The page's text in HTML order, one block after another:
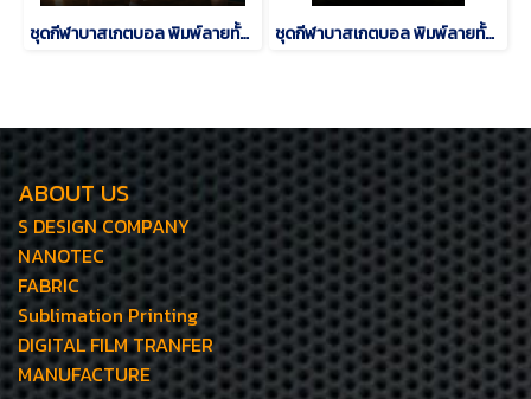
ชุดกีฬาบาสเกตบอล พิมพ์ลายทั้งตัว เนื้อผ้า "นาโนเทค" SDN-0216 ชุดกีฬาบาสเกตบอล พิมพ์ลายทั้งตัว เนื้อผ้า "นาโนเทค" SDN-0215
ABOUT US
S DESIGN COMPANY
NANOTEC
FABRIC
Sublimation Printing
DIGITAL FILM TRANFER
MANUFACTURE